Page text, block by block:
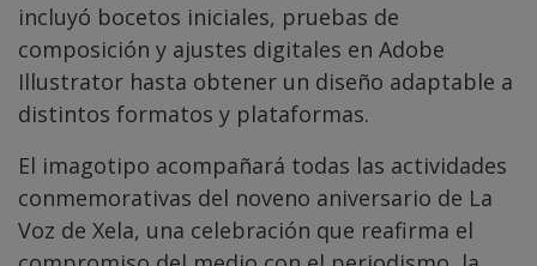
incluyó bocetos iniciales, pruebas de
composición y ajustes digitales en Adobe
Illustrator hasta obtener un diseño adaptable a
distintos formatos y plataformas.
El imagotipo acompañará todas las actividades
conmemorativas del noveno aniversario de La
Voz de Xela, una celebración que reafirma el